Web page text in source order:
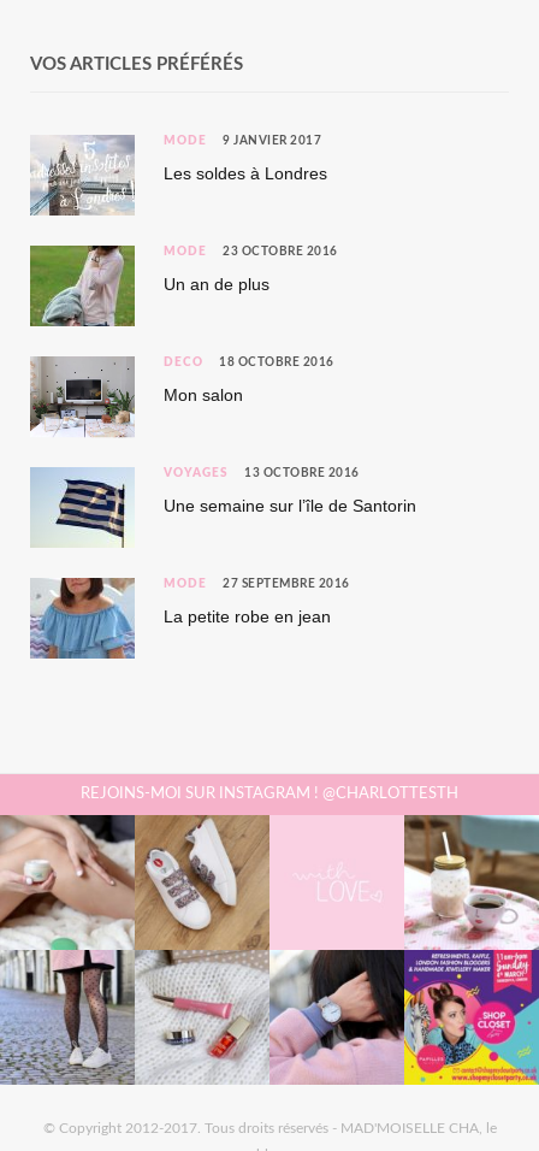
VOS ARTICLES PRÉFÉRÉS
MODE 9 JANVIER 2017
Les soldes à Londres
MODE 23 OCTOBRE 2016
Un an de plus
DÉCO 18 OCTOBRE 2016
Mon salon
VOYAGES 13 OCTOBRE 2016
Une semaine sur l’île de Santorin
MODE 27 SEPTEMBRE 2016
La petite robe en jean
REJOINS-MOI SUR INSTAGRAM ! @CHARLOTTESTH
© Copyright 2012-2017. Tous droits réservés - MAD'MOISELLE CHA, le